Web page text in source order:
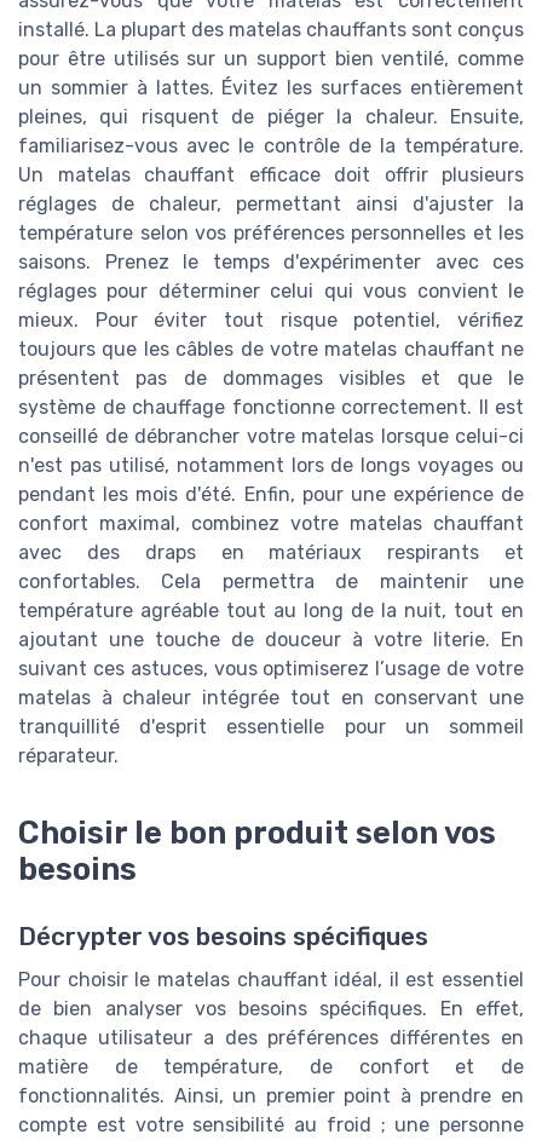
installé. La plupart des matelas chauffants sont conçus
pour être utilisés sur un support bien ventilé, comme
un sommier à lattes. Évitez les surfaces entièrement
pleines, qui risquent de piéger la chaleur. Ensuite,
familiarisez-vous avec le contrôle de la température.
Un matelas chauffant efficace doit offrir plusieurs
réglages de chaleur, permettant ainsi d'ajuster la
température selon vos préférences personnelles et les
saisons. Prenez le temps d'expérimenter avec ces
réglages pour déterminer celui qui vous convient le
mieux. Pour éviter tout risque potentiel, vérifiez
toujours que les câbles de votre matelas chauffant ne
présentent pas de dommages visibles et que le
système de chauffage fonctionne correctement. Il est
conseillé de débrancher votre matelas lorsque celui-ci
n'est pas utilisé, notamment lors de longs voyages ou
pendant les mois d'été. Enfin, pour une expérience de
confort maximal, combinez votre matelas chauffant
avec des draps en matériaux respirants et
confortables. Cela permettra de maintenir une
température agréable tout au long de la nuit, tout en
ajoutant une touche de douceur à votre literie. En
suivant ces astuces, vous optimiserez l’usage de votre
matelas à chaleur intégrée tout en conservant une
tranquillité d'esprit essentielle pour un sommeil
réparateur.
Choisir le bon produit selon vos
besoins
Décrypter vos besoins spécifiques
Pour choisir le matelas chauffant idéal, il est essentiel
de bien analyser vos besoins spécifiques. En effet,
chaque utilisateur a des préférences différentes en
matière de température, de confort et de
fonctionnalités. Ainsi, un premier point à prendre en
compte est votre sensibilité au froid ; une personne